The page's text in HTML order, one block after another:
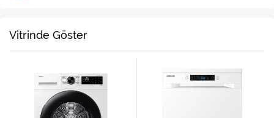
Vitrinde Göster